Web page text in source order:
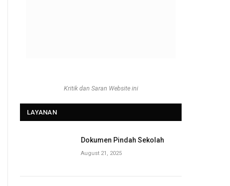
Kritik dan Saran Website ini
LAYANAN
Dokumen Pindah Sekolah
August 21, 2025